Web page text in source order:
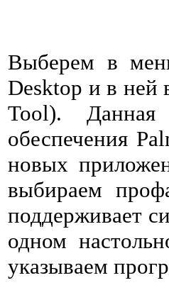
Выберем в
Desktop и в ней
Tool). Данная
обеспечения
новых
выбираем
поддерживает
одном
указываем